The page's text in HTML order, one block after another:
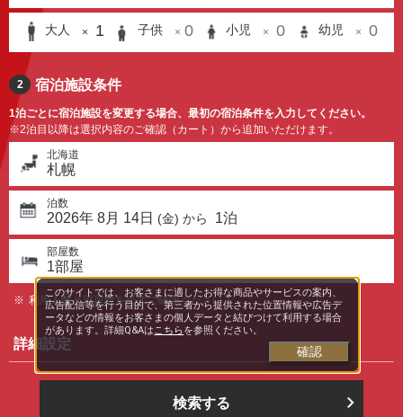
大人 × 1 子供 × 0 小児 × 0 幼児 × 0
2 宿泊施設条件
1泊ごとに宿泊施設を変更する場合、最初の宿泊条件を入力してください。
※2泊目以降は選択内容のご確認（カート）から追加いただけます。
北海道
札幌
泊数
2026年 8月 14日 (金) から 1泊
部屋数
1部屋
利用人数と部屋数を必ずご確認ください。
詳細設定
検索する
このサイトでは、お客さまに適したお得な商品やサービスの案内、
広告配信等を行う目的で、第三者から提供された位置情報や広告デ
ータなどの情報をお客さまの個人データと結びつけて利用する場合
があります。詳細Q&Aはこちらを参照ください。
確認